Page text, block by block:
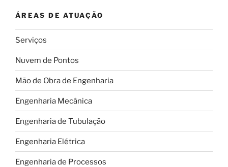
precisa
saber
Modeling
(BIM)”
ÁREAS DE ATUAÇÃO
Serviços
Nuvem de Pontos
Mão de Obra de Engenharia
Engenharia Mecânica
Engenharia de Tubulação
Engenharia Elétrica
Engenharia de Processos